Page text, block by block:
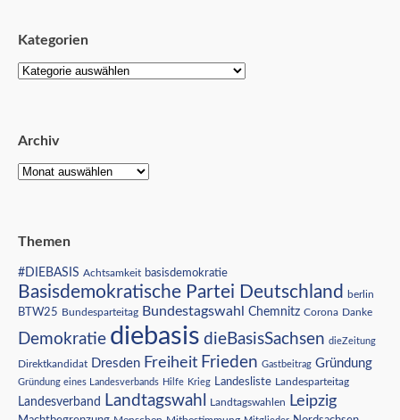
Kategorien
Archiv
Themen
#DIEBASIS Achtsamkeit basisdemokratie
Basisdemokratische Partei Deutschland berlin
BTW25 Bundesparteitag Bundestagswahl Chemnitz Corona Danke
Demokratie diebasis dieBasisSachsen dieZeitung
Direktkandidat Dresden Freiheit Frieden Gastbeitrag Gründung
Gründung eines Landesverbands Hilfe Krieg Landesliste Landesparteitag
Landesverband Landtagswahl Landtagswahlen Leipzig